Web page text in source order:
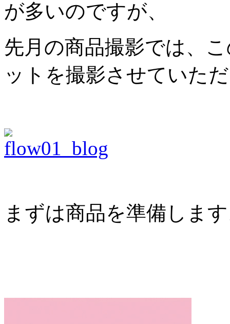
が多いのですが、
先月の商品撮影では、
ットを撮影させていた
まずは商品を準備しま